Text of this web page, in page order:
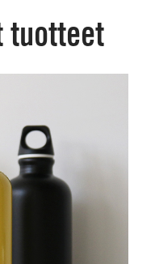
tuotteet